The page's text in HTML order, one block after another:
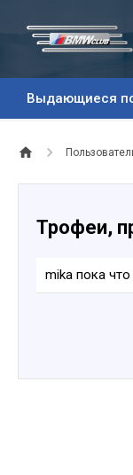
Выдающиеся
Трофеи,
mika пока